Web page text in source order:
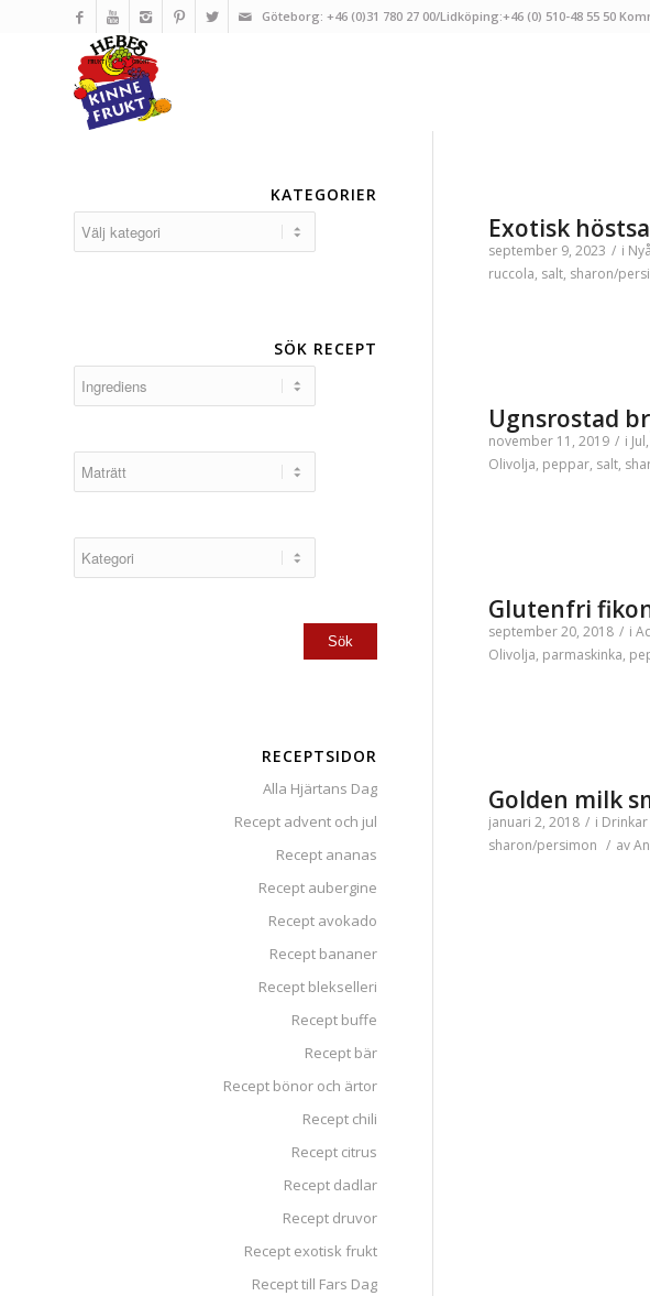
Göteborg: +46 (0)31 780 27 00/Lidköping:+46 (0) 510-48 55 50
Exotisk
september 9, 2023 / i
ruccola, salt, sharon/
Ugnsrostad
november 11, 2019 / i Jul,
Olivolja, peppar, salt,
Glutenfri
september 20, 2018 / i
Olivolja, parmaskinka,
Golden milk
januari 2, 2018 / i
sharon/persimon / av
KATEGORIER
SÖK RECEPT
RECEPTSIDOR
Alla Hjärtans Dag
Recept advent och jul
Recept ananas
Recept aubergine
Recept avokado
Recept bananer
Recept blekselleri
Recept buffe
Recept bär
Recept bönor och ärtor
Recept chili
Recept citrus
Recept dadlar
Recept druvor
Recept exotisk frukt
Recept till Fars Dag